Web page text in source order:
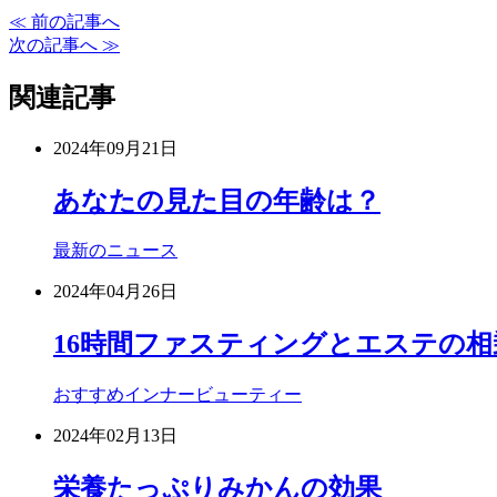
≪ 前の記事へ
次の記事へ ≫
関連記事
2024年09月21日
あなたの見た目の年齢は？
最新のニュース
2024年04月26日
16時間ファスティングとエステの
おすすめインナービューティー
2024年02月13日
栄養たっぷりみかんの効果